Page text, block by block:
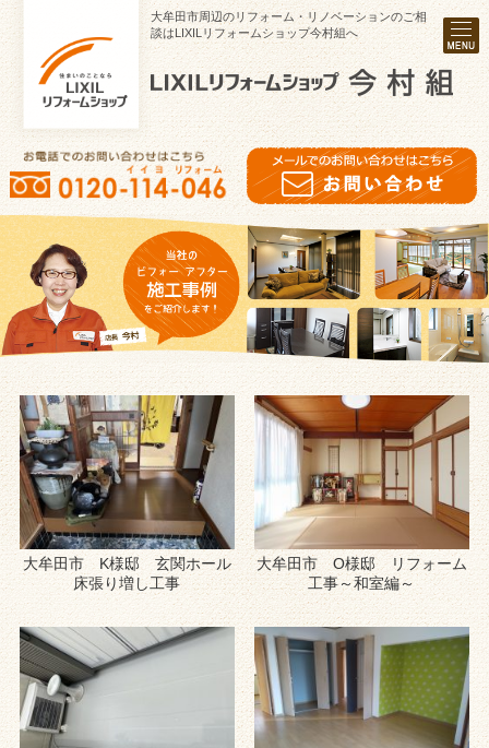
大牟田市周辺のリフォーム・リノベーションのご相
談はLIXILリフォームショップ今村組へ
大牟田市 K様邸 玄関ホール
床張り増し工事
大牟田市 O様邸 リフォーム
工事～和室編～